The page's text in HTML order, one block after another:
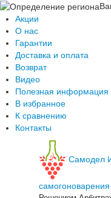
Акции
О нас
Гарантии
Доставка и оплата
Возврат
Видео
Полезная информация
В избранное
К сравнению
Контакты
Самодел